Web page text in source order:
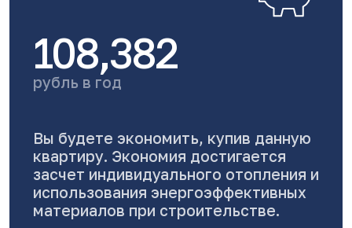
108,382
рубль в год
Вы будете экономить, купив данную
квартиру. Экономия достигается
засчет индивидуального отопления и
использования энергоэффективных
материалов при строительстве.